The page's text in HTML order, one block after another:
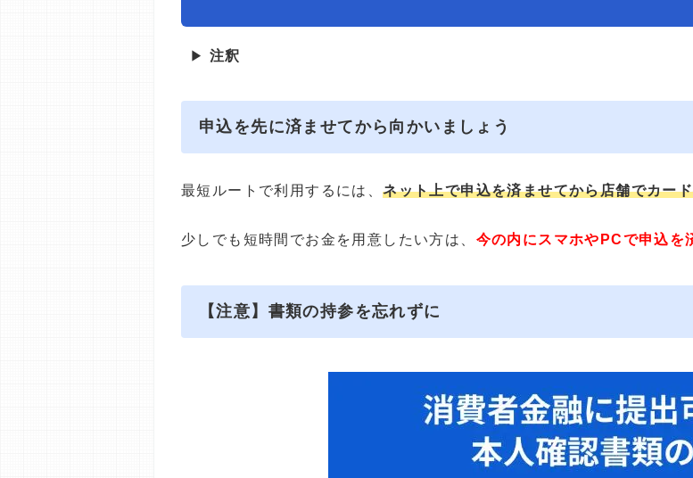
▶ 注釈
申込を先に済ませてから向かいましょう
最短ルートで利用するには、ネット上で申込を済ませてから店舗でカー
少しでも短時間でお金を用意したい方は、 今の内にスマホやPCで申込を
【注意】書類の持参を忘れずに